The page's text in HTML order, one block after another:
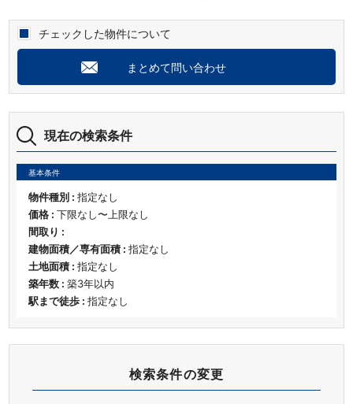
検索条件の変更
現在の検索条件
基本条件
物件種別 : 指定なし
価格 : 下限なし〜上限なし
間取り :
建物面積／専有面積 : 指定なし
土地面積 : 指定なし
築年数 : 築3年以内
駅まで徒歩 : 指定なし
チェックした物件について
まとめて問い合わせ